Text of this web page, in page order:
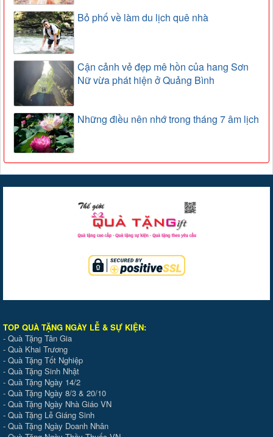
Bỏ phố về làm du lịch quê nhà
Cận cảnh vẻ đẹp mê hồn của hang Sơn
Nữ vừa phát hiện ở Quảng Bình
Những điều nên nhớ trong tháng 7 âm lịch
TOP QUÀ TẶNG NGÀY LỄ & SỰ KIỆN:
- Quà Tặng Tân Gia
- Quà Khai Trương
- Quà Tặng Tốt Nghiệp
- Quà Tặng Sinh Nhật
- Quà Tặng Ngày 14/2
- Quà Tặng Ngày 8/3 & 20/10
- Quà Tặng Ngày Nhà Giáo VN
- Quà Tặng Lễ Giáng Sinh
- Quà Tặng Ngày Doanh Nhân